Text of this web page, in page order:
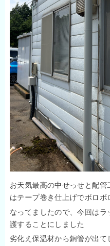
お天気最高の中せっせと配
はテープ巻き仕上げでボロボ
なってましたので、今回は
護することにしました
劣化え保温材から銅管が出